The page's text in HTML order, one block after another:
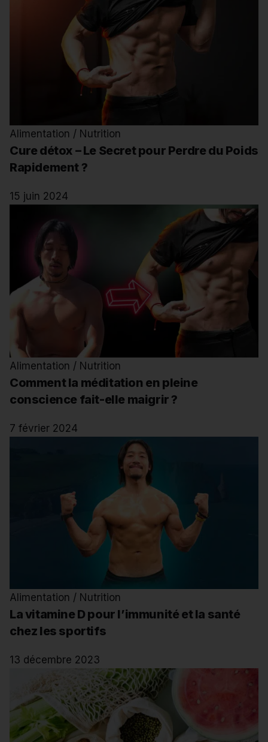
Alimentation / Nutrition
Cure détox – Le Secret pour Perdre du Poids
Rapidement ?
15 juin 2024
Alimentation / Nutrition
Comment la méditation en pleine
conscience fait-elle maigrir ?
7 février 2024
Alimentation / Nutrition
La vitamine D pour l’immunité et la santé
chez les sportifs
13 décembre 2023